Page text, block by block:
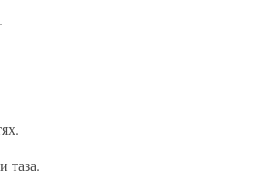
таза.